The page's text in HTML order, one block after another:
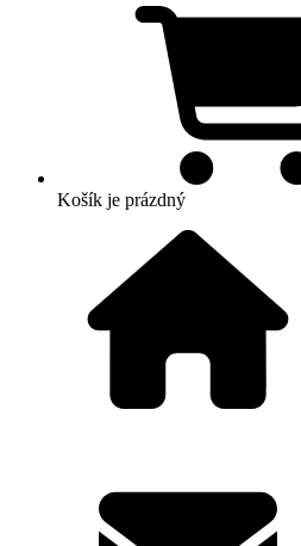
Košík je prázdný